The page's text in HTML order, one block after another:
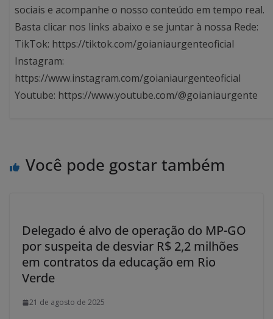
sociais e acompanhe o nosso conteúdo em tempo real.
Basta clicar nos links abaixo e se juntar à nossa Rede:
TikTok: https://tiktok.com/goianiaurgenteoficial
Instagram:
https://www.instagram.com/goianiaurgenteoficial
Youtube: https://www.youtube.com/@goianiaurgente
Você pode gostar também
Delegado é alvo de operação do MP-GO
por suspeita de desviar R$ 2,2 milhões
em contratos da educação em Rio
Verde
21 de agosto de 2025